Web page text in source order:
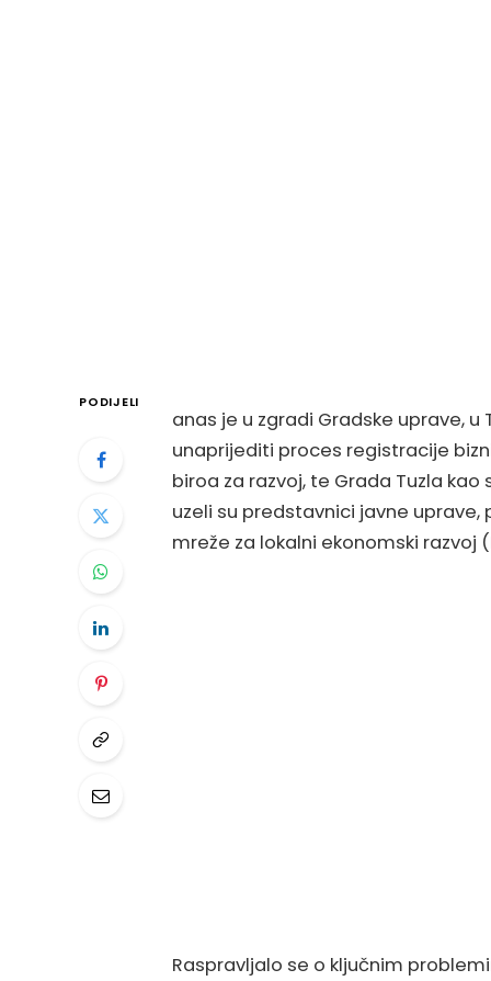
PODIJELI
anas je u zgradi Gradske uprave, u
unaprijediti proces registracije
biroa za razvoj, te Grada Tuzla
uzeli su predstavnici javne
mreže za lokalni ekonomski razvoj
Raspravljalo se o ključnim